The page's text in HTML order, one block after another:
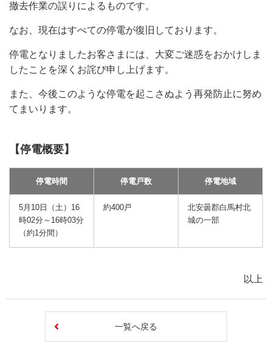
撤去作業の誤りによるものです。
なお、現在はすべての停電が復旧しております。
停電となりましたお客さまには、大変ご迷惑をおかけしま
したことを深くお詫び申し上げます。
また、今後このような停電を起こさぬよう再発防止に努め
てまいります。
【停電概要】
停電時間 停電戸数 停電地域
5月10日（土）16
時02分～16時03分
（約1分間）
約400戸
北安曇郡白馬村北
城の一部
以上
一覧へ戻る